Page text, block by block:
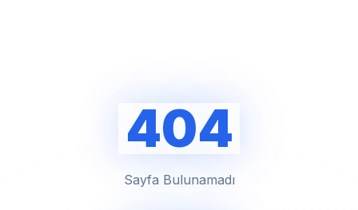
404
Sayfa Bulunamadı